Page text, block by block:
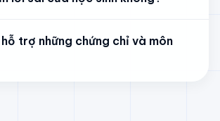
trợ những chứng chỉ và môn